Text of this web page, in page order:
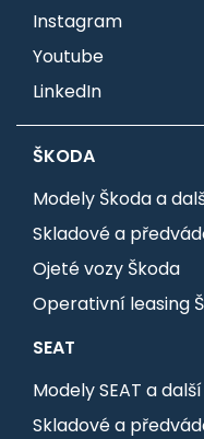
Instagram
Youtube
LinkedIn
ŠKODA
Modely Škoda a
Skladové a
Ojeté vozy Škoda
Operativní leasing
SEAT
Modely SEAT a
Skladové a